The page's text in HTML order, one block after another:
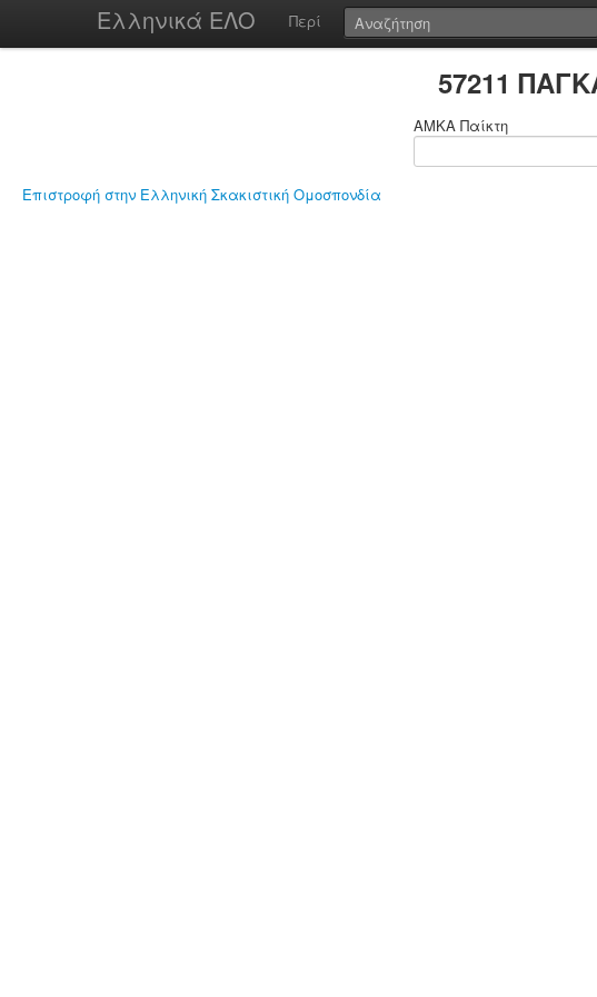
Ελληνικά ΕΛΟ Περί
57211
ΑΜΚΑ Παίκτη
Επιστροφή στην Ελληνική Σκακιστική Ομοσπονδία